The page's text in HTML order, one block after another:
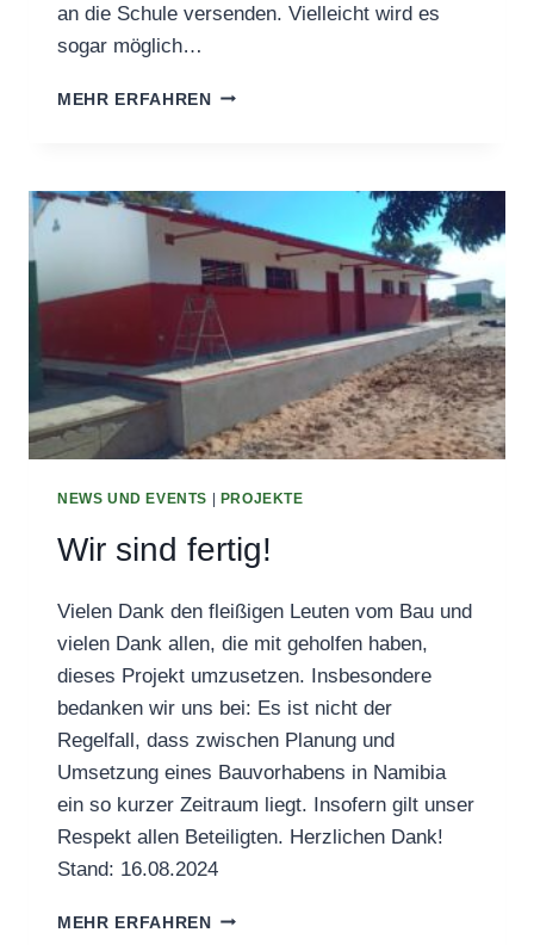
an die Schule versenden. Vielleicht wird es
sogar möglich…
MEHR ERFAHRENWIR
MIT
DESKTOPS
LAPTOPS
AUS
NEWS UND EVENTS | PROJEKTE
Wir sind fertig!
Vielen Dank den fleißigen Leuten vom Bau und
vielen Dank allen, die mit geholfen haben,
dieses Projekt umzusetzen. Insbesondere
bedanken wir uns bei: Es ist nicht der
Regelfall, dass zwischen Planung und
Umsetzung eines Bauvorhabens in Namibia
ein so kurzer Zeitraum liegt. Insofern gilt unser
Respekt allen Beteiligten. Herzlichen Dank!
Stand: 16.08.2024
MEHR ERFAHRENWIR